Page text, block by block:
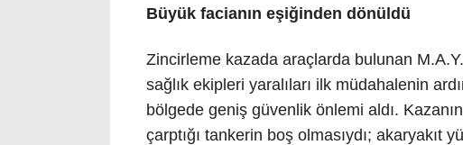
Büyük facianın eşiğinden dönüldü
Zincirleme kazada araçlarda bulunan
sağlık ekipleri yaralıları ilk müdahalenin
bölgede geniş güvenlik önlemi aldı.
çarptığı tankerin boş olmasıydı; akaryakıt